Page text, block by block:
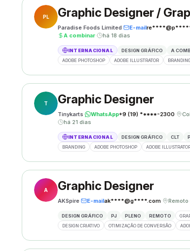
PL Graphic Designer /
Paradise Foods Limited· E-mail
A combinar· há 18 dias
INTERNACIONAL DESIGN GRÁFICO A
ADOBE PHOTOSHOP
ADOBE ILLUSTRATOR
T Graphic Designer
Tinykarts· WhatsApp+9 (19) *****-2300·
há 21 dias
INTERNACIONAL DESIGN GRÁFICO CLT
BRANDING
ADOBE PHOTOSHOP ADOBE
A Graphic Designer
AKSpire· E-mailak****@g****.com· Remoto·
DESIGN GRÁFICO PJ PLENO REMOTO
DESIGN CRIATIVO
OTIMIZAÇÃO DE CONVERSÃO